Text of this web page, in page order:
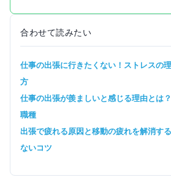
合わせて読みたい
仕事の出張に行きたくない！ストレスの
方
仕事の出張が羨ましいと感じる理由とは
職種
出張で疲れる原因と移動の疲れを解消す
ないコツ